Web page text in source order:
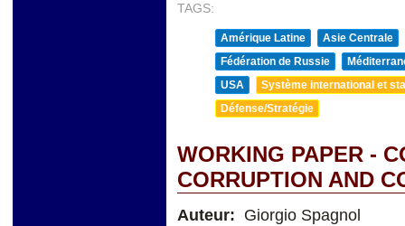
TAGS:
Amérique Latine
Asie Centrale
Fédération de Russie
USA
Système international et
Défense/Stratégie
WORKING PAPER -
CORRUPTION AND
Auteur: Giorgio Spagnol